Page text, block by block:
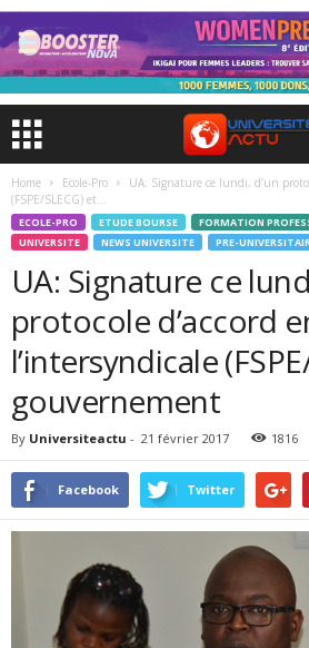
Home Ecole-Pro
UA: Signature ce lundi, d’un
(FSPE/SLECG) et...
ECOLE-PRO ETUDE BOURSE FORMATION
UNIVERSITE
NEWS UNIVERSITE PRE-
UA: Signature ce
protocole d’accord
l’intersyndicale
gouvernement
By Universiteactu - 21 février 2017 1816
Facebook Twitter